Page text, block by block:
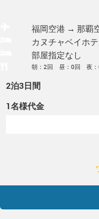
福岡空港 → 那覇
カヌチャベイホ
部屋指定なし
朝：2回 昼：0回 夜
2泊3日間
1名様代金